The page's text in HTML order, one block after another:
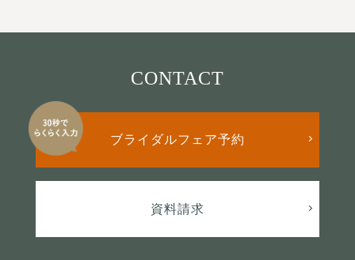
CONTACT
ブライダルフェア予約
資料請求